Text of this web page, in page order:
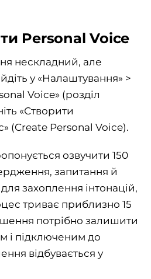
Personal Voice
нескладний, але
у «Налаштування» >
Voice» (розділ
«Створити
(Create Personal Voice).
озвучити 150
запитання й
захоплення інтонацій,
триває приблизно 15
потрібно залишити
і підключеним до
відбувається у